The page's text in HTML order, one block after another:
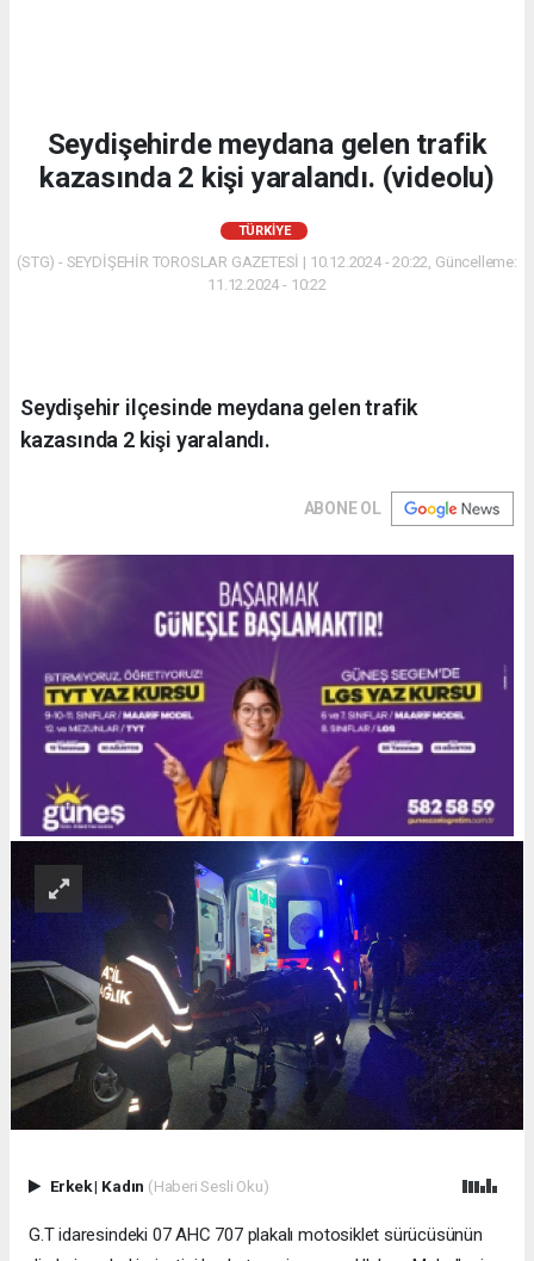
Seydişehirde meydana gelen trafik
kazasında 2 kişi yaralandı. (videolu)
TÜRKIYE
(STG) - SEYDİŞEHİR TOROSLAR GAZETESİ | 10.12.2024 - 20:22, Güncelleme:
11.12.2024 - 10:22
Seydişehir ilçesinde meydana gelen trafik
kazasında 2 kişi yaralandı.
ABONE OL
Erkek| Kadın (Haberi Sesli Oku)
G.T idaresindeki 07 AHC 707 plakalı motosiklet sürücüsünün